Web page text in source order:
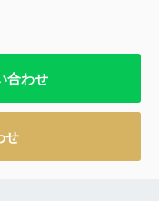
合わせ
せ